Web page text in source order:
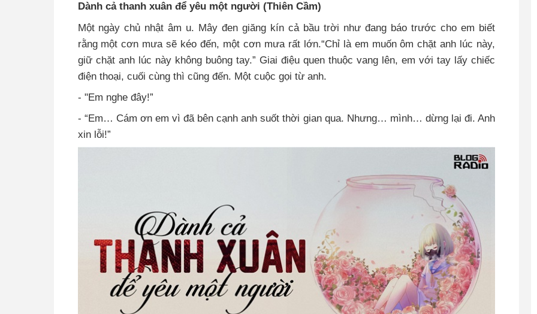
Dành cả thanh xuân để yêu một người (Thiên Cầm)
Một ngày chủ nhật âm u. Mây đen giăng kín cả bầu trời như đang báo trước cho em biết
rằng một cơn mưa sẽ kéo đến, một cơn mưa rất lớn.“Chỉ là em muốn ôm chặt anh lúc này,
giữ chặt anh lúc này không buông tay.” Giai điệu quen thuộc vang lên, em với tay lấy chiếc
điện thoại, cuối cùng thì cũng đến. Một cuộc gọi từ anh.
- "Em nghe đây!”
- “Em… Cám ơn em vì đã bên cạnh anh suốt thời gian qua. Nhưng… mình… dừng lại đi. Anh
xin lỗi!”